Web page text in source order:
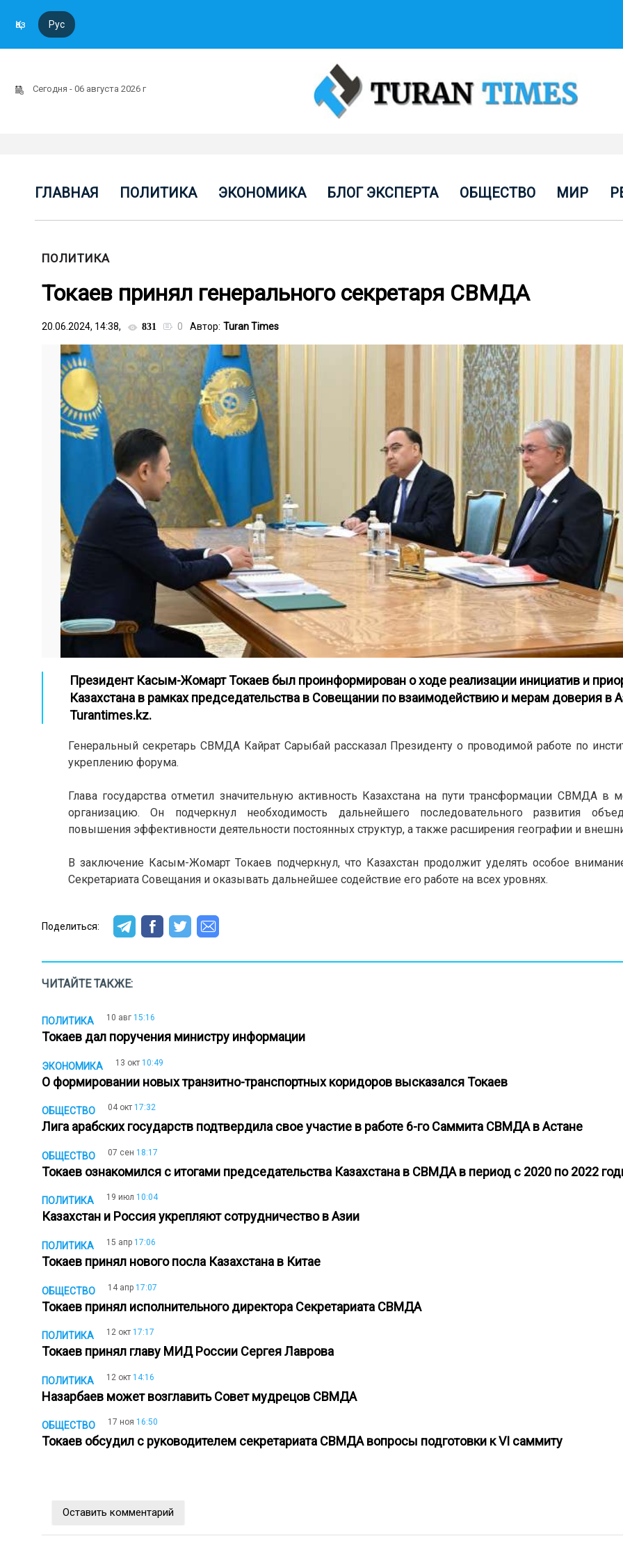
Қаз Рус
Сегодня - 06 августа 2026 г
ГЛАВНАЯ ПОЛИТИКА ЭКОНОМИКА БЛОГ ЭКСПЕРТА ОБЩЕСТВО МИР
ПОЛИТИКА
Токаев принял генерального секретаря СВМДА
20.06.2024, 14:38, 831 0 Автор: Turan Times
Президент Касым-Жомарт Токаев был проинформирован о ходе реализации инициатив и
Казахстана в рамках председательства в Совещании по взаимодействию и мерам доверия в
Turantimes.kz.
Генеральный секретарь СВМДА Кайрат Сарыбай рассказал Президенту о проводимой работе по
укреплению форума.
Глава государства отметил значительную активность Казахстана на пути трансформации СВМДА в
организацию. Он подчеркнул необходимость дальнейшего последовательного развития
повышения эффективности деятельности постоянных структур, а также расширения географии и
В заключение Касым-Жомарт Токаев подчеркнул, что Казахстан продолжит уделять особое
Секретариата Совещания и оказывать дальнейшее содействие его работе на всех уровнях.
Поделиться:
ЧИТАЙТЕ ТАКЖЕ:
ПОЛИТИКА 10 авг 15:16
Токаев дал поручения министру информации
ЭКОНОМИКА 13 окт 10:49
О формировании новых транзитно-транспортных коридоров высказался Токаев
ОБЩЕСТВО 04 окт 17:32
Лига арабских государств подтвердила свое участие в работе 6-го Саммита СВМДА в Астане
ОБЩЕСТВО 07 сен 18:17
Токаев ознакомился с итогами председательства Казахстана в СВМДА в период с 2020 по 2022
ПОЛИТИКА 19 июл 10:04
Казахстан и Россия укрепляют сотрудничество в Азии
ПОЛИТИКА 15 апр 17:06
Токаев принял нового посла Казахстана в Китае
ОБЩЕСТВО 14 апр 17:07
Токаев принял исполнительного директора Секретариата СВМДА
ПОЛИТИКА 12 окт 17:17
Токаев принял главу МИД России Сергея Лаврова
ПОЛИТИКА 12 окт 14:16
Назарбаев может возглавить Совет мудрецов СВМДА
ОБЩЕСТВО 17 ноя 16:50
Токаев обсудил с руководителем секретариата СВМДА вопросы подготовки к VI саммиту
Оставить комментарий